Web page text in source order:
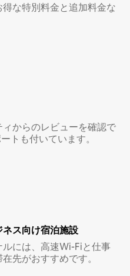
な特別料金と追加料金な
からのレビューを確認で
トも付いています。
ス⁠向⁠け宿⁠泊⁠施⁠設
には、高速Wi-Fiと仕事
先がおすすめです。